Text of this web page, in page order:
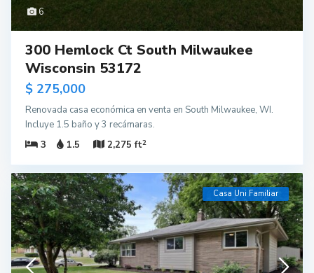
6
300 Hemlock Ct South Milwaukee
Wisconsin 53172
$ 275,000
Renovada casa económica en venta en South Milwaukee, WI.
Incluye 1.5 baño y 3 recámaras.
3
1.5 2,275 ft2
Casa Uni Familiar